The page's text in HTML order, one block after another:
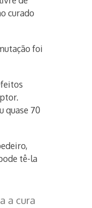
curado
foi
quase 70
tê-la
a cura